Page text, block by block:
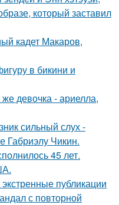
который заставил
кадет Макаров,
в бикини и
девочка - ариелла,
сильный слух -
Габриэлу Чикин.
45 лет.
публикации
с повторной